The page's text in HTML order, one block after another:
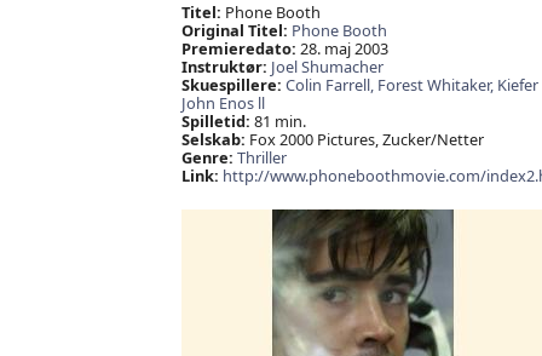
Titel: Phone Booth
Original Titel: Phone Booth
Premieredato: 28. maj 2003
Instruktør: Joel Shumacher
Skuespillere: Colin Farrell, Forest Whitaker,
John Enos ll
Spilletid: 81 min.
Selskab: Fox 2000 Pictures, Zucker/Netter
Genre: Thriller
Link: http://www.phoneboothmovie.com/